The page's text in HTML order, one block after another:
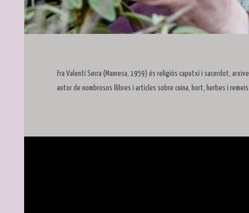
Fra Valentí Serra (Manresa, 1959) és religiós caputxí i sacerdot,
autor de nombrosos llibres i articles sobre cuina, hort, herbes i